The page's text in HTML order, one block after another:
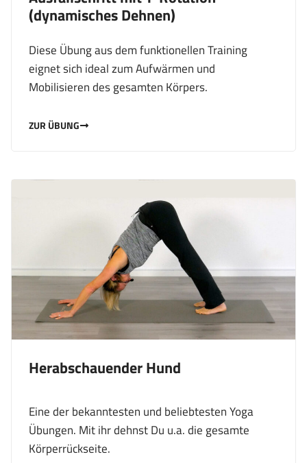
(dynamisches Dehnen)
Diese Übung aus dem funktionellen Training
eignet sich ideal zum Aufwärmen und
Mobilisieren des gesamten Körpers.
ZUR ÜBUNG
Herabschauender Hund
Eine der bekanntesten und beliebtesten Yoga
Übungen. Mit ihr dehnst Du u.a. die gesamte
Körperrückseite.